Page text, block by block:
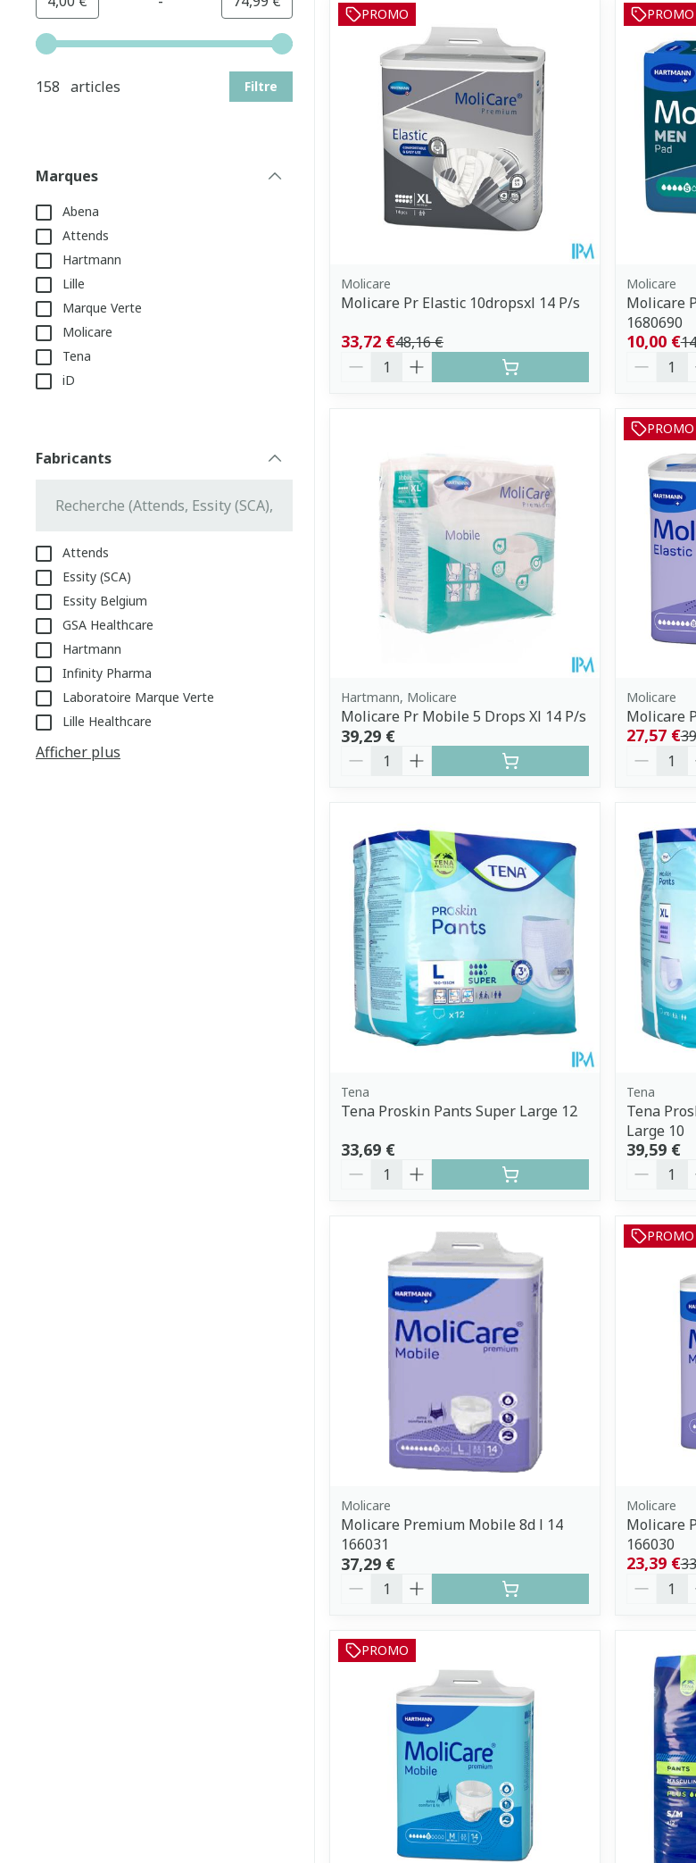
Utilisez les touches fléchées gauche et droite pour ajuster les valeurs minimales et maximales du
158 articles
Filtre
Marques
Abena
Attends
Hartmann
Lille
Marque Verte
Molicare
Tena
iD
Fabricants
Attends
Essity (SCA)
Essity Belgium
GSA Healthcare
Hartmann
Infinity Pharma
Laboratoire Marque Verte
Lille Healthcare
Afficher plus
PROMO
Molicare
Molicare Pr Elastic 10dropsxl 14 P/s
48,16 €
33,72 €
Quantité
PROMO
Molicare
Molicare
1680690
10,00 €
Quantité
Hartmann, Molicare
Molicare Pr Mobile 5 Drops Xl 14 P/s
39,29 €
Quantité
PROMO
Molicare
Molicare
27,57 €
Quantité
Tena
Tena Proskin Pants Super Large 12
33,69 €
Quantité
Tena
Tena
Large 10
39,59 €
Quantité
Molicare
Molicare Premium Mobile 8d l 14
166031
37,29 €
Quantité
PROMO
Molicare
Molicare
166030
23,39 €
Quantité
PROMO